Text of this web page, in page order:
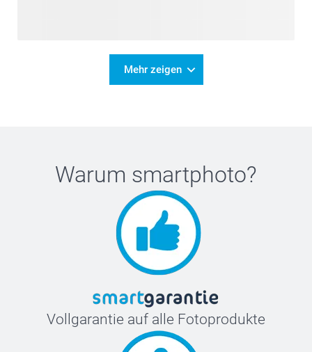
Mehr zeigen
Warum smartphoto?
Vollgarantie auf alle Fotoprodukte